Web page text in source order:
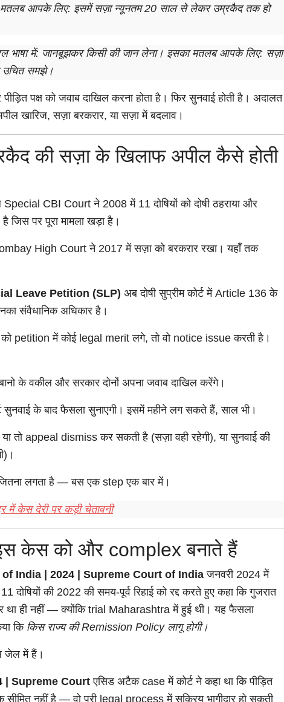
आपके लिए: इसमें सज़ा न्यूनतम 20 साल से लेकर उम्रकैद तक हो
भाषा में: जानबूझकर किसी की जान लेना। इसका मतलब आपके लिए: सज़ा
उचित समझे।
पक्ष को जवाब दाखिल करना होता है। फिर सुनवाई होती है। अदालत
खारिज, सज़ा बरकरार, या सज़ा में बदलाव।
की सज़ा के खिलाफ अपील कैसे होती
CBI Court ने 2008 में 11 दोषियों को दोषी ठहराया और
जिस पर पूरा मामला खड़ा है।
High Court ने 2017 में सज़ा को बरकरार रखा। यहाँ तक
Leave Petition (SLP) अब दोषी सुप्रीम कोर्ट में Article 136 के
संवैधानिक अधिकार है।
petition में कोई legal merit लगे, तो वो notice issue करती है।
के वकील और सरकार दोनों अपना जवाब दाखिल करेंगे।
सुनवाई के बाद फैसला सुनाएगी। इसमें महीने लग सकते हैं, साल भी।
या तो appeal dismiss कर सकती है (सज़ा वही रहेगी), या सुनवाई की
लगता है — बस एक step एक बार में।
में केस देरी पर कड़ी चेतावनी
केस को और complex बनाते हैं
India | 2024 | Supreme Court of India जनवरी 2024 में
दोषियों की 2022 की समय-पूर्व रिहाई को रद्द करते हुए कहा कि गुजरात
था ही नहीं — क्योंकि trial Maharashtra में हुई थी। यह फैसला
कि किस राज्य की Remission Policy लागू होगी।
जेल में हैं।
| Supreme Court एसिड अटैक case में कोर्ट ने कहा था कि पीड़ित
नहीं है — वो पूरी legal process में सक्रिय भागीदार हो सकती